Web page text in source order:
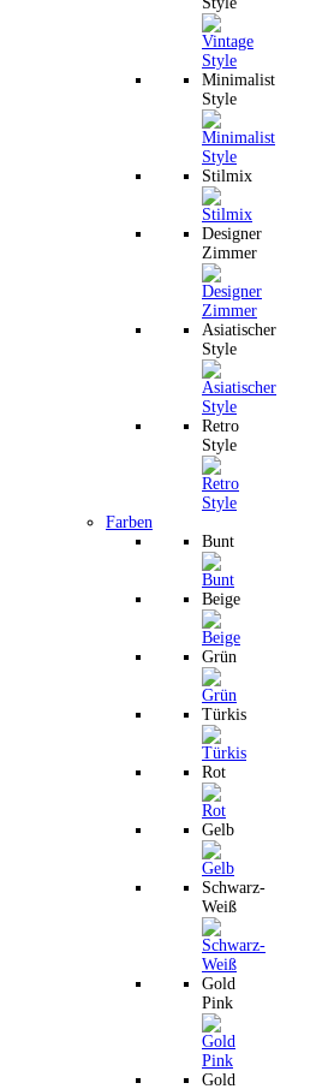
Minimalist
Style
Stilmix
Designer
Zimmer
Asiatischer
Style
Retro
Style
Farben
Bunt
Beige
Grün
Türkis
Rot
Gelb
Schwarz-
Weiß
Gold
Pink
Gold